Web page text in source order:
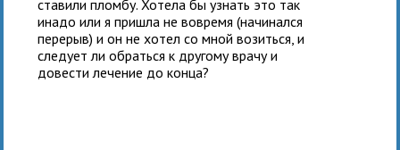
ставили пломбу. Хотела бы узнать это так
инадо или я пришла не вовремя (начинался
перерыв) и он не хотел со мной возиться, и
следует ли обраться к другому врачу и
довести лечение до конца?